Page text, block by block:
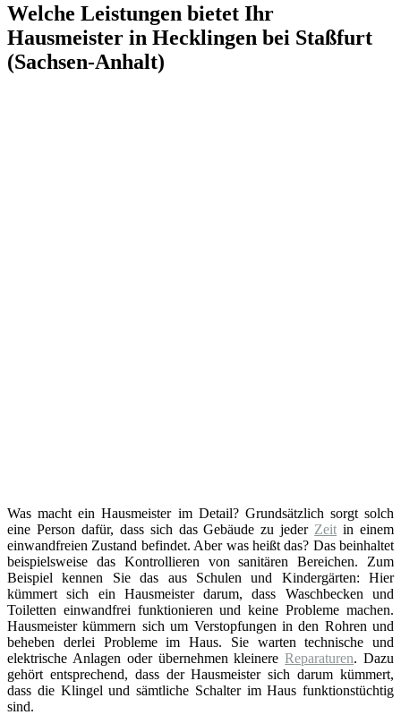
Welche Leistungen bietet Ihr
Hausmeister in Hecklingen bei Staßfurt
(Sachsen-Anhalt)
Was macht ein Hausmeister im Detail? Grundsätzlich sorgt solch
eine Person dafür, dass sich das Gebäude zu jeder Zeit in einem
einwandfreien Zustand befindet. Aber was heißt das? Das beinhaltet
beispielsweise das Kontrollieren von sanitären Bereichen. Zum
Beispiel kennen Sie das aus Schulen und Kindergärten: Hier
kümmert sich ein Hausmeister darum, dass Waschbecken und
Toiletten einwandfrei funktionieren und keine Probleme machen.
Hausmeister kümmern sich um Verstopfungen in den Rohren und
beheben derlei Probleme im Haus. Sie warten technische und
elektrische Anlagen oder übernehmen kleinereReparaturen. Dazu
gehört entsprechend, dass der Hausmeister sich darum kümmert,
dass die Klingel und sämtliche Schalter im Haus funktionstüchtig
sind.